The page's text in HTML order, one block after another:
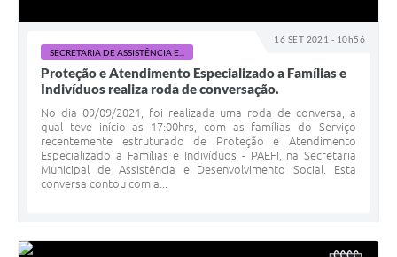
16 SET 2021 - 10h56
SECRETARIA DE ASSISTÊNCIA E...
Proteção e Atendimento Especializado a Famílias e
Indivíduos realiza roda de conversação.
No dia 09/09/2021, foi realizada uma roda de conversa, a
qual teve início as 17:00hrs, com as famílias do Serviço
recentemente estruturado de Proteção e Atendimento
Especializado a Famílias e Indivíduos - PAEFI, na Secretaria
Municipal de Assistência e Desenvolvimento Social. Esta
conversa contou com a...